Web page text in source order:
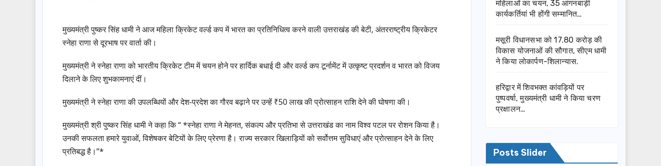
मुख्यमंत्री पुष्कर सिंह धामी ने आज महिला क्रिकेट वर्ल्ड कप में भारत का प्रतिनिधित्व करने वाली उत्तराखंड की बेटी, अंतरराष्ट्रीय क्रिकेटर
स्नेहा राणा से दूरभाष पर वार्ता की।
मुख्यमंत्री ने स्नेहा राणा को भारतीय क्रिकेट टीम में चयन होने पर हार्दिक बधाई दी और वर्ल्ड कप टूर्नामेंट में उत्कृष्ट प्रदर्शन व भारत को विजय
दिलाने के लिए शुभकामनाएं दीं।
मुख्यमंत्री ने स्नेहा राणा की उपलब्धियों और देश-प्रदेश का गौरव बढ़ाने पर उन्हें ₹50 लाख की प्रोत्साहन राशि देने की घोषणा की।
मुख्यमंत्री श्री पुष्कर सिंह धामी ने कहा कि “ *स्नेहा राणा ने मेहनत, संकल्प और प्रतिभा से उत्तराखंड का नाम विश्व पटल पर रोशन किया है।
उनकी सफलता हमारे युवाओं, विशेषकर बेटियों के लिए प्रेरणा है। राज्य सरकार खिलाड़ियों को सर्वोत्तम सुविधाएं और प्रोत्साहन देने के लिए
प्रतिबद्ध है।”*
महिलाओं का चयन, 35 आंगनबाड़ी
कार्यकर्तियां भी होंगी सम्मानित…
मसूरी विधानसभा को 17.80 करोड़ की
विकास योजनाओं की सौगात, सीएम धामी
ने किया लोकार्पण-शिलान्यास.
हरिद्वार में शिवभक्त कांवड़ियों पर
पुष्पवर्षा, मुख्यमंत्री धामी ने किया चरण
प्रक्षालन…
Posts Slider